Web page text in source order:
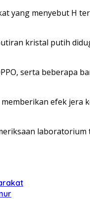
yang menyebut H
kristal putih
serta beberapa
efek jera